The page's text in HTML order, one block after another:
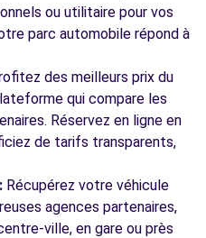
ou utilitaire pour vos
parc automobile répond à
des meilleurs prix du
qui compare les
Réservez en ligne en
de tarifs transparents,
Récupérez votre véhicule
agences partenaires,
ville, en gare ou près